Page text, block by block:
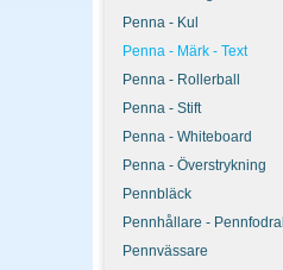
Penna - Kul
Penna - Märk - Text
Penna - Rollerball
Penna - Stift
Penna - Whiteboard
Penna - Överstrykning
Pennbläck
Pennhållare - Pennfodral
Pennvässare